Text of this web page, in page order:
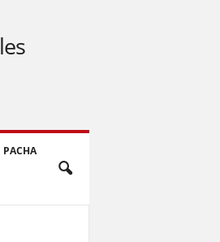
PACHA